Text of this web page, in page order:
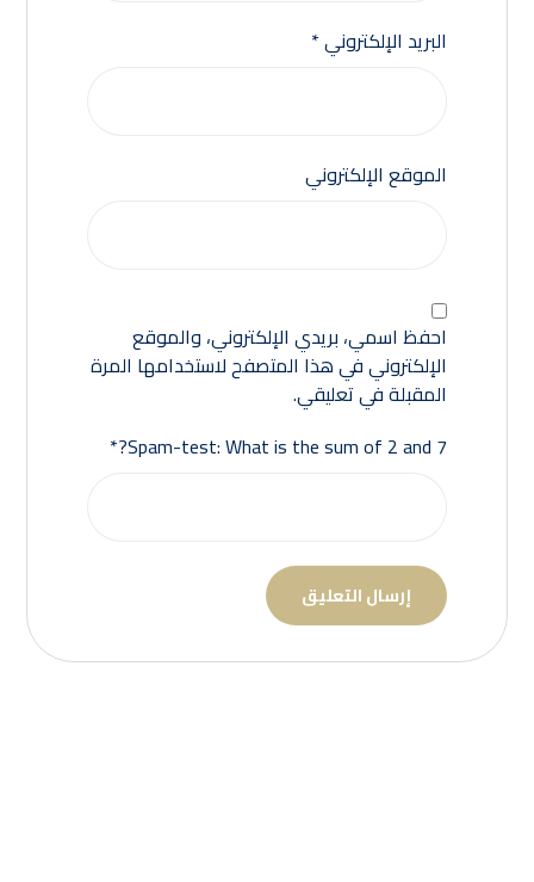
البريد الإلكتروني*
الموقع الإلكتروني
احفظ اسمي، بريدي الإلكتروني، والموقع
الإلكتروني في هذا المتصفح لاستخدامها المرة
المقبلة في تعليقي.
Spam-test: What is the sum of 2 and 7?*